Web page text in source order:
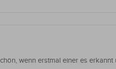
wenn erstmal einer es